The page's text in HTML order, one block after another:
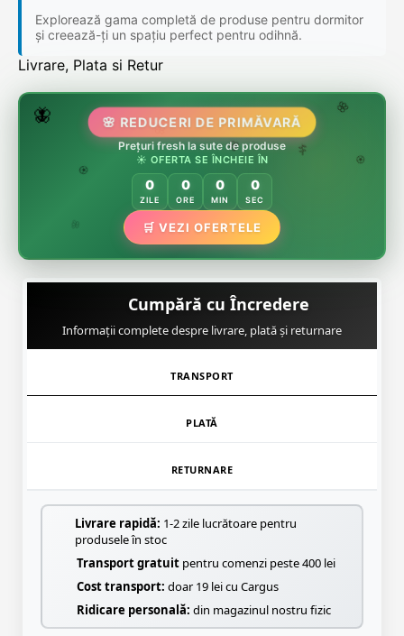
Explorează gama completă de produse pentru dormitor
și creează-ți un spațiu perfect pentru odihnă.
Livrare, Plata si Retur
🌸
🌿
🌸
🏵️
🌷
🦋 🌸 REDUCERI DE PRIMĂVARĂ
Prețuri fresh la sute de produse
☀️ OFERTA SE ÎNCHEIE ÎN
0
ZILE
0
ORE
0
MIN
0
SEC
🛒 VEZI OFERTELE
Cumpără cu Încredere
Informații complete despre livrare, plată și returnare
TRANSPORT
PLATĂ
RETURNARE
Livrare rapidă: 1-2 zile lucrătoare pentru
produsele în stoc
Transport gratuit pentru comenzi peste 400 lei
Cost transport: doar 19 lei cu Cargus
Ridicare personală: din magazinul nostru fizic